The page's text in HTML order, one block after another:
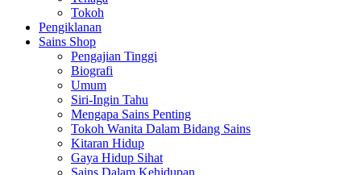
Tokoh
Pengiklanan
Sains Shop
Pengajian Tinggi
Biografi
Umum
Siri-Ingin Tahu
Mengapa Sains Penting
Tokoh Wanita Dalam Bidang Sains
Kitaran Hidup
Gaya Hidup Sihat
Sains Dalam Kehidupan